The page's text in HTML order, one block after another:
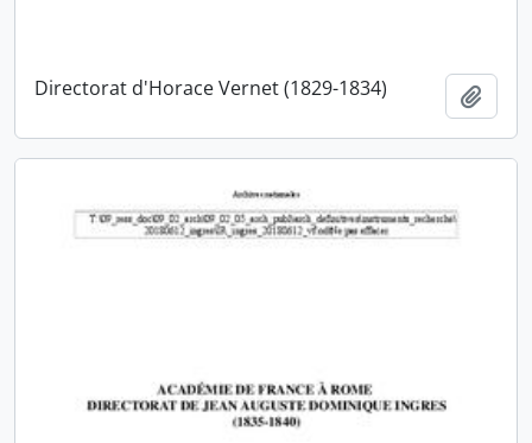
Directorat d'Horace Vernet (1829-1834)